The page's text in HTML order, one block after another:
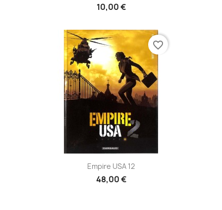
10,00 €
Empire USA 12
48,00 €
favorite_border